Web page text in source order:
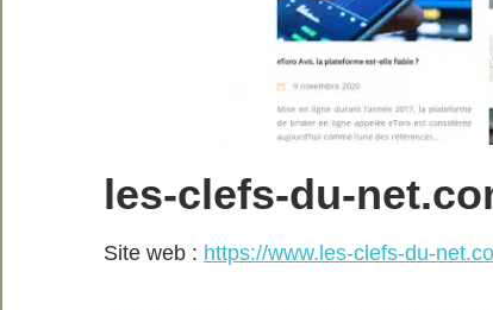
les-clefs-du-
Site web : https://www.les-clefs-du-